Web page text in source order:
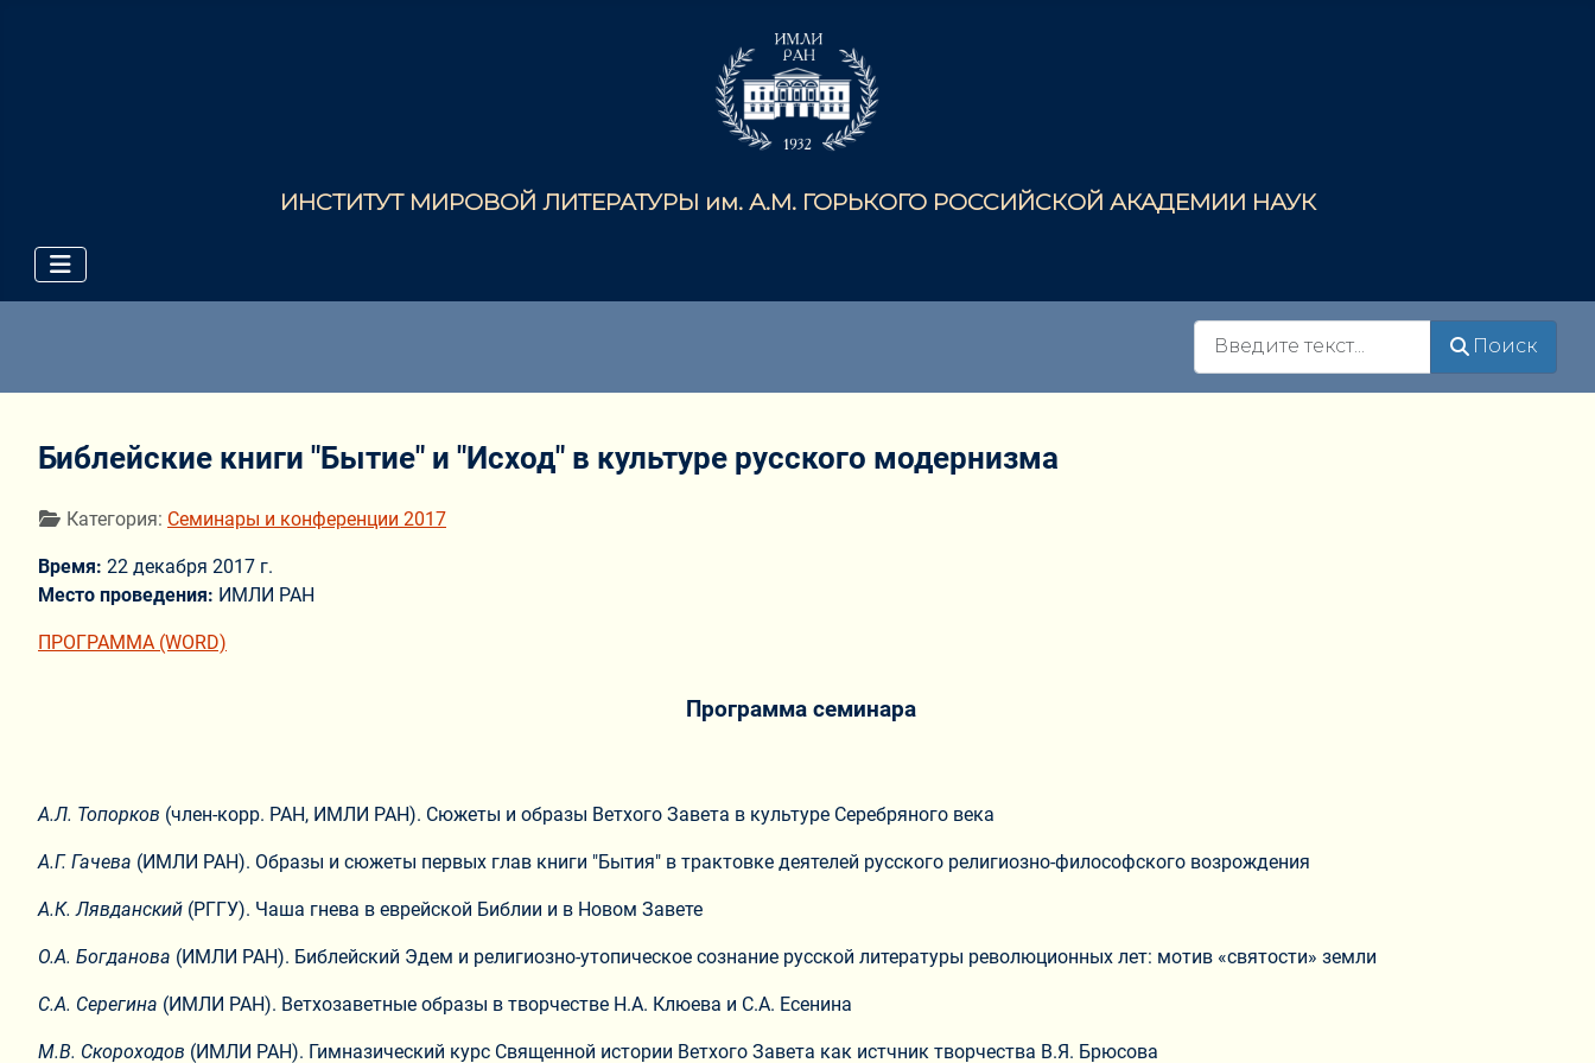
ИНСТИТУТ МИРОВОЙ ЛИТЕРАТУРЫ им. А.М. ГОРЬКОГО РОССИЙСКОЙ АКАДЕМИИ НАУК
Поиск
Библейские книги "Бытие" и "Исход" в культуре русского модернизма
Информация о материале
Категория: Семинары и конференции 2017
Время: 22 декабря 2017 г.
Место проведения: ИМЛИ РАН
ПРОГРАММА (WORD)
Программа семинара
А.Л. Топорков (член-корр. РАН, ИМЛИ РАН). Сюжеты и образы Ветхого Завета в культуре Серебряного века
А.Г. Гачева (ИМЛИ РАН). Образы и сюжеты первых глав книги "Бытия" в трактовке деятелей русского религиозно-философского возрождения
А.К. Лявданский (РГГУ). Чаша гнева в еврейской Библии и в Новом Завете
О.А. Богданова (ИМЛИ РАН). Библейский Эдем и религиозно-утопическое сознание русской литературы революционных лет: мотив «святости» земли
С.А. Серегина (ИМЛИ РАН). Ветхозаветные образы в творчестве Н.А. Клюева и С.А. Есенина
М.В. Скороходов (ИМЛИ РАН). Гимназический курс Священной истории Ветхого Завета как истчник творчества В.Я. Брюсова